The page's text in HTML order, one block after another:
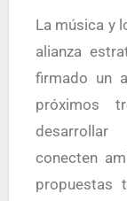
La música y los viajes unen fuerzas en una nueva
alianza
firmado un
próximos
desarrollar
conecten
propuestas